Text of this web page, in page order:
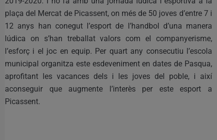
plaça del Mercat de Picassent, on més de 50 joves d’entre 7 i
12 anys han conegut l’esport de l’handbol d’una manera
lúdica on s’han treballat valors com el companyerisme,
l’esforç i el joc en equip. Per quart any consecutiu l’escola
municipal organitza este esdeveniment en dates de Pasqua,
aprofitant les vacances dels i les joves del poble, i així
aconseguir que augmente l’interès per este esport a
Picassent.